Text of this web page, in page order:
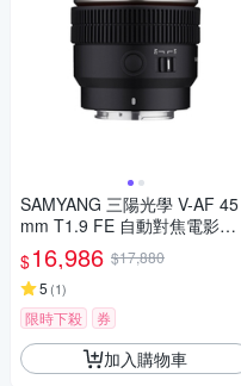
SAMYANG 三陽光學 V-AF 45
mm T1.9 FE 自動對焦電影鏡 S
ony FE 公司貨
$16,986 $17,880
5 (1)
限時下殺 券
加入購物車